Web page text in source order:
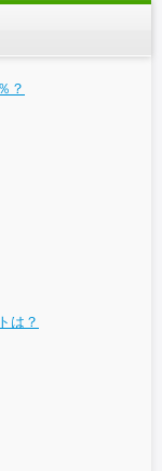
？
は？